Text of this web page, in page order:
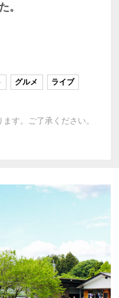
。
グルメ ライブ
す。ご了承ください。